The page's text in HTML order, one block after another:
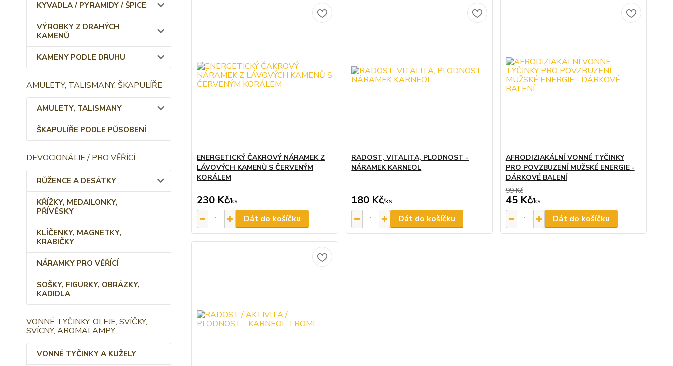
KYVADLA / PYRAMIDY / ŠPICE
VÝROBKY Z DRAHÝCH
KAMENŮ
KAMENY PODLE DRUHU
AMULETY, TALISMANY, ŠKAPULÍŘE
AMULETY, TALISMANY
ŠKAPULÍŘE PODLE PŮSOBENÍ
DEVOCIONÁLIE / PRO VĚŘÍCÍ
RŮŽENCE A DESÁTKY
KŘÍŽKY, MEDAILONKY,
PŘÍVĚSKY
KLÍČENKY, MAGNETKY,
KRABIČKY
NÁRAMKY PRO VĚŘÍCÍ
SOŠKY, FIGURKY, OBRÁZKY,
KADIDLA
VONNÉ TYČINKY, OLEJE, SVÍČKY,
SVÍCNY, AROMALAMPY
VONNÉ TYČINKY A KUŽELY
ENERGETICKÝ ČAKROVÝ NÁRAMEK Z
LÁVOVÝCH KAMENŮ S ČERVENÝM
KORÁLEM
230 Kč/ks
Dát do košíčku
RADOST, VITALITA, PLODNOST -
NÁRAMEK KARNEOL
180 Kč/ks
Dát do košíčku
AFRODIZIAKÁLNÍ VONNÉ TYČINKY
PRO POVZBUZENÍ MUŽSKÉ ENERGIE -
DÁRKOVÉ BALENÍ
99 Kč
45 Kč/ks
Dát do košíčku